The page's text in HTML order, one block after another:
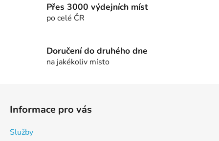
p
Přes 3000 výdejních míst
po celé ČR
Doručení do druhého dne
na jakékoliv místo
Informace pro vás
Služby